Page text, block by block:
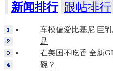
新闻排行 跟帖排行
车模偏爱比基尼 巨
足
在美国不吃香 全新
碗？